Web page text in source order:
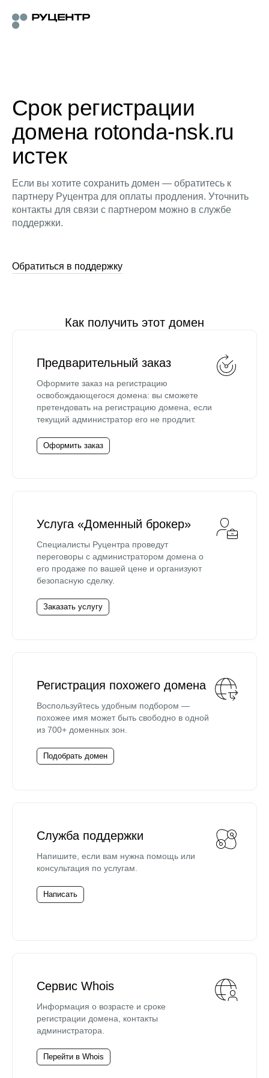
Срок регистрации
домена rotonda-nsk.ru
истек
Если вы хотите сохранить домен — обратитесь к
партнеру Руцентра для оплаты продления. Уточнить
контакты для связи с партнером можно в службе
поддержки.
Обратиться в поддержку
Как получить этот домен
Предварительный заказ
Оформите заказ на регистрацию
освобождающегося домена: вы сможете
претендовать на регистрацию домена, если
текущий администратор его не продлит.
Оформить заказ
Услуга «Доменный брокер»
Специалисты Руцентра проведут
переговоры с администратором домена о
его продаже по вашей цене и организуют
безопасную сделку.
Заказать услугу
Регистрация похожего домена
Воспользуйтесь удобным подбором —
похожее имя может быть свободно в одной
из 700+ доменных зон.
Подобрать домен
Служба поддержки
Напишите, если вам нужна помощь или
консультация по услугам.
Написать
Сервис Whois
Информация о возрасте и сроке
регистрации домена, контакты
администратора.
Перейти в Whois